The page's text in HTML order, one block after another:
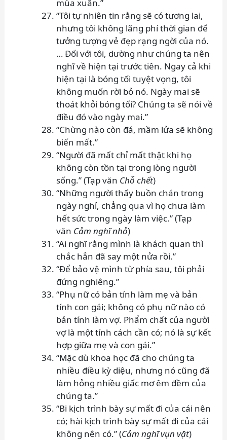
mùa xuân.”
“Tôi tự nhiên tin rằng sẽ có tương lai,
nhưng tôi không lãng phí thời gian để
tưởng tượng vẻ đẹp rạng ngời của nó.
… Đối với tôi, dường như chúng ta nên
nghĩ về hiện tại trước tiên. Ngay cả khi
hiện tại là bóng tối tuyệt vọng, tôi
không muốn rời bỏ nó. Ngày mai sẽ
thoát khỏi bóng tối? Chúng ta sẽ nói về
điều đó vào ngày mai.”
“Chừng nào còn đá, mầm lửa sẽ không
biến mất.”
“Người đã mất chỉ mất thật khi họ
không còn tồn tại trong lòng người
sống.” (Tạp văn Chỗ chết)
“Những người thấy buồn chán trong
ngày nghỉ, chẳng qua vì họ chưa làm
hết sức trong ngày làm việc.” (Tạp
văn Cảm nghĩ nhỏ)
“Ai nghĩ rằng mình là khách quan thì
chắc hẳn đã say một nửa rồi.”
“Để bảo vệ mình từ phía sau, tôi phải
đứng nghiêng.”
“Phụ nữ có bản tính làm mẹ và bản
tính con gái; không có phụ nữ nào có
bản tính làm vợ. Phẩm chất của người
vợ là một tính cách cần có; nó là sự kết
hợp giữa mẹ và con gái.”
“Mặc dù khoa học đã cho chúng ta
nhiều điều kỳ diệu, nhưng nó cũng đã
làm hỏng nhiều giấc mơ êm đềm của
chúng ta.”
“Bi kịch trình bày sự mất đi của cái nên
có; hài kịch trình bày sự mất đi của cái
không nên có.” (Cảm nghĩ vụn vặt)